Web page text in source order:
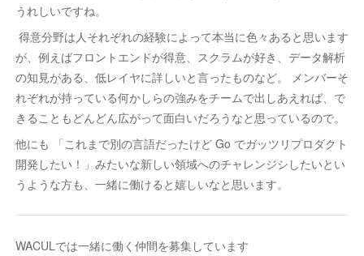
うれしいですね。
得意分野は人それぞれの経験によって本当に色々あると思います
が、例えばフロントエンドが得意、スクラムが好き、データ解析
の知見がある、低レイヤに詳しいと言ったものなど。 メンバーそ
れぞれが持っている何かしらの強みをチームで出しあえれば、で
きることもどんどん広がって面白いだろうなと思っているので。
他にも 「これまで別の言語だったけど Go でガッツリプロダクト
開発したい！」みたいな新しい領域へのチャレンジシしたいとい
うような方も、一緒に働けると嬉しいなと思います。
WACULでは一緒に働く仲間を募集しています